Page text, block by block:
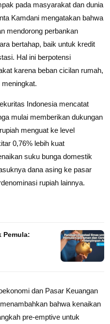
pada masyarakat dan dunia
Kamdani mengatakan bahwa
mendorong perbankan
bertahap, baik untuk kredit
Hal ini berpotensi
karena beban cicilan rumah,
Indonesia mencatat
mulai memberikan dukungan
menguat ke level
0,76% lebih kuat
suku bunga domestik
dana asing ke pasar
rupiah lainnya.
Pemula:
dan Pasar Keuangan
bahwa kenaikan
pre-emptive untuk